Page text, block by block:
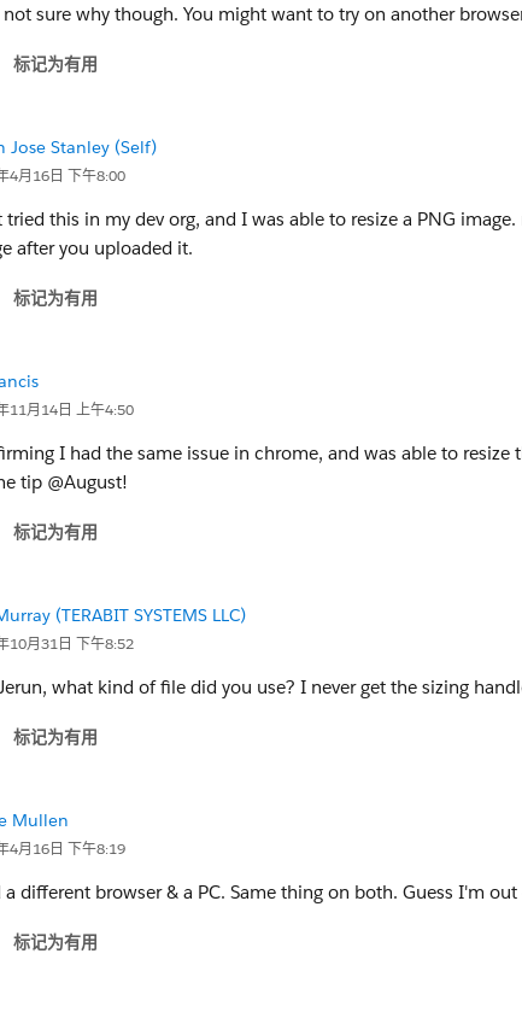
sure why though. You might want to try on another
标记为有用
Jose Stanley (Self)
4月16日 下午8:00
tried this in my dev org, and I was able to resize a PNG
after you uploaded it.
标记为有用
11月14日 上午4:50
I had the same issue in chrome, and was able to resize
tip @August!
标记为有用
(TERABIT SYSTEMS LLC)
10月31日 下午8:52
what kind of file did you use? I never get the sizing
标记为有用
Mullen
4月16日 下午8:19
a different browser & a PC. Same thing on both. Guess I'm
标记为有用